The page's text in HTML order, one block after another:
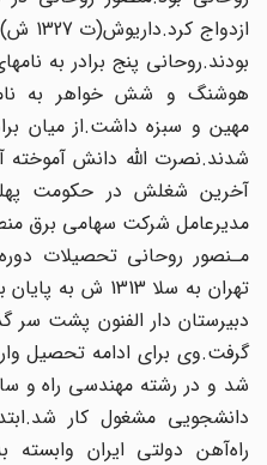
بودند.روحانی پنج برادر به
هوشنگ و شش خواهر به نامهای
مهین و سبزه داشت.از میان
شدند.نصرت اللّه دانش‌ آموخته
آخرین شغلش در حکومت
مدیرعامل شرکت سهامی برق
مـنصور روحانی تحصیلات‌ دوره‌
تهران به سلا 1313 ش
گرفت‌.وی‌ برای ادامه تحصیل
شد و در رشته مهندسی راه و
دانشجویی مشغول کار